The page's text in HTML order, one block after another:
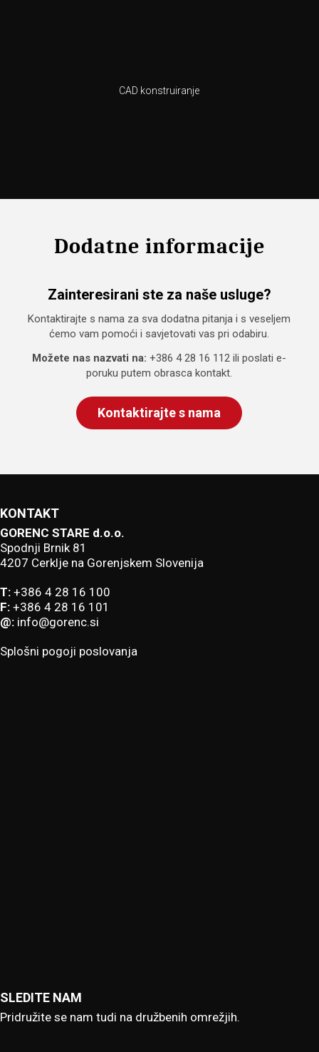
CAD konstruiranje
Dodatne informacije
Zainteresirani ste za naše usluge?
Kontaktirajte s nama za sva dodatna pitanja i s veseljem
ćemo vam pomoći i savjetovati vas pri odabiru.
Možete nas nazvati na: +386 4 28 16 112 ili poslati e-
poruku putem obrasca kontakt.
Kontaktirajte s nama
KONTAKT
GORENC STARE d.o.o.
Spodnji Brnik 81
4207 Cerklje na Gorenjskem Slovenija
T: +386 4 28 16 100
F: +386 4 28 16 101
@: info@gorenc.si
Splošni pogoji poslovanja
SLEDITE NAM
Pridružite se nam tudi na družbenih omrežjih.